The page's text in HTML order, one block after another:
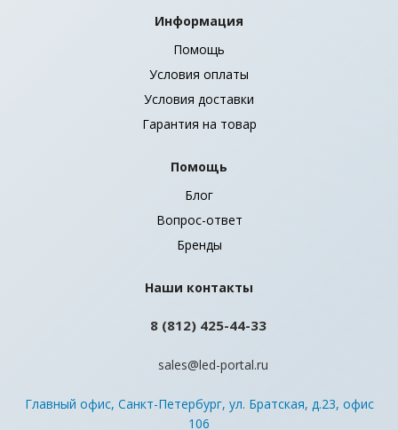
Информация
Помощь
Условия оплаты
Условия доставки
Гарантия на товар
Помощь
Блог
Вопрос-ответ
Бренды
Наши контакты
8 (812) 425-44-33
sales@led-portal.ru
Главный офис, Санкт-Петербург, ул. Братская, д.23, офис
106